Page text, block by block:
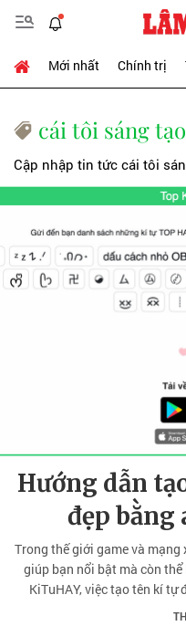
Mới nhất Chính trị
cái tôi sáng tạo
Cập nhập tin tức cái tôi
Hướng dẫn
đẹp bằng
Trong thế giới game và
giúp bạn nổi bật mà còn
KiTuHAY, việc tạo tên kí tự
dàng. Đây là công cụ giúp